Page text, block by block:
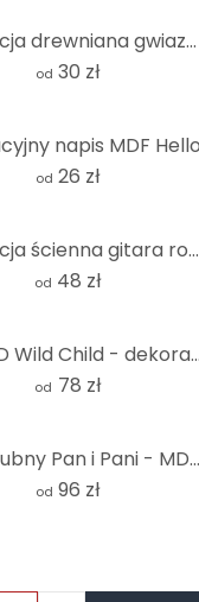
Dekoracja drewniana gwiazda 02
od 30 zł
napis MDF Hello
od 26 zł
Dekoracja ścienna gitara rock - Dekoracja drewniana MDF
od 48 zł
napis 3D Wild Child - dekoracja MDF
od 78 zł
Napis ślubny Pan i Pani - MDF natura
od 96 zł